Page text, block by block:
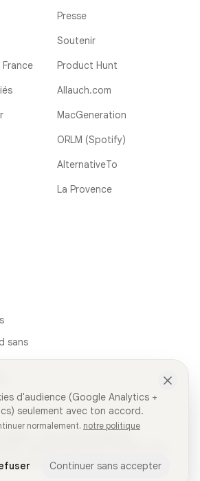
d'audience (Google Analytics +
seulement avec ton accord.
normalement. notre politique
Continuer sans accepter
Presse
Soutenir
Product Hunt
Allauch.com
MacGeneration
ORLM (Spotify)
AlternativeTo
La Provence
sans
· Dernière mise à jour: 29 juillet 2026
avec amour en France